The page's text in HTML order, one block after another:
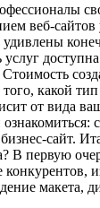
веб-
удивлены
услуг
какой
от вида
сайт.
В первую
конкурентов,
макета,